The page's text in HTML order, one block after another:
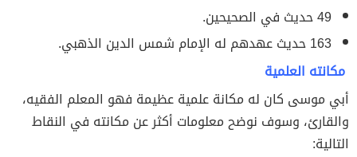
49 حديث في الصحيحين.
163 حديث عهدهم له الإمام شمس الدين الذهبي.
مكانته العلمية
أبي موسى كان له مكانة علمية عظيمة فهو المعلم الفقيه،
والقارئ، وسوف نوضح معلومات أكثر عن مكانته في النقاط
التالية: